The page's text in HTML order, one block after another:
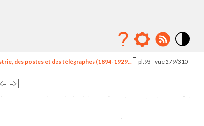
élévé
des postes et des télégraphes (1894-1929... pl.93 - vue 279/310